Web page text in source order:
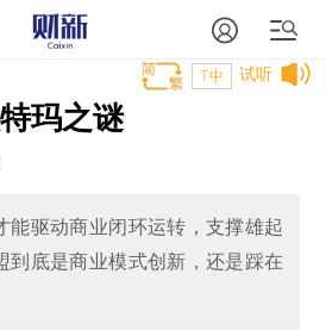
试听
T中
玛之谜
能驱动商业闭环运转，支撑雄起
到底是商业模式创新，还是踩在